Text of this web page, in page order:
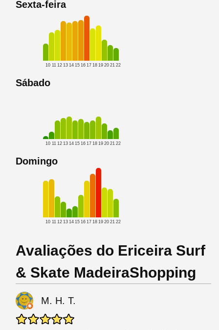
Sexta-feira
10 11 12 13 14 15 16 17 18 19 20 21 22
Sábado
10 11 12 13 14 15 16 17 18 19 20 21 22
Domingo
10 11 12 13 14 15 16 17 18 19 20 21 22
Avaliações do Ericeira Surf
& Skate MadeiraShopping
M. H. T.